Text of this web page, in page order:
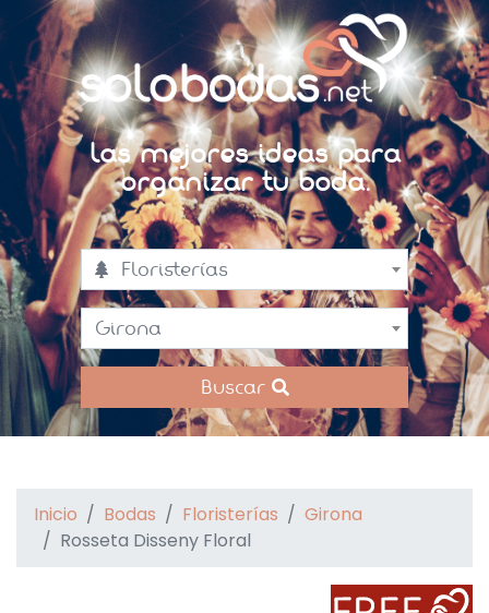
Las mejores ideas para
organizar tu boda.
Floristerías
Girona
Buscar
Inicio Bodas Floristerías
Girona
Rosseta Disseny Floral